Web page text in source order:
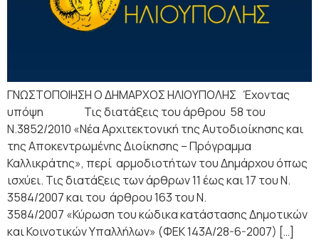
ΓΝΩΣΤΟΠΟΙΗΣΗ Ο ΔΗΜΑΡΧΟΣ ΗΛΙΟΥΠΟΛΗΣ Έχοντας
υπόψη Τις διατάξεις του άρθρου 58 του
Ν.3852/2010 «Νέα Αρχιτεκτονική της Αυτοδιοίκησης και
της Αποκεντρωμένης Διοίκησης – Πρόγραμμα
Καλλικράτης», περί αρμοδιοτήτων του Δημάρχου όπως
ισχύει. Τις διατάξεις των άρθρων 11 έως και 17 του Ν.
3584/2007 και του άρθρου 163 του Ν.
3584/2007 «Κύρωση του κώδικα κατάστασης Δημοτικών
και Κοινοτικών Υπαλλήλων» (ΦΕΚ 143Α/28-6-2007) […]